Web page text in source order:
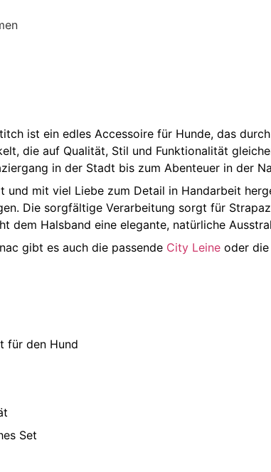
ist ein edles Accessoire für Hunde, das
die auf Qualität, Stil und Funktionalität
in der Stadt bis zum Abenteuer in der
mit viel Liebe zum Detail in Handarbeit
Die sorgfältige Verarbeitung sorgt für
dem Halsband eine elegante, natürliche
gibt es auch die passende City Leine oder die
für den Hund
Set